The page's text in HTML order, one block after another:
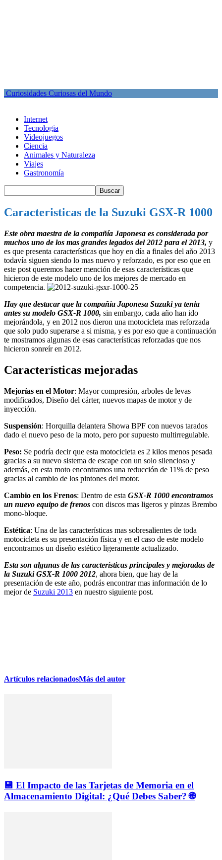
Curiosidades Curiosas del Mundo
Internet
Tecnologia
Videojuegos
Ciencia
Animales y Naturaleza
Viajes
Gastronomía
Caracteristicas de la Suzuki GSX-R 1000
Este obra maestra de la compañía Japonesa es considerada por
muchos uno de los mas grandes legados del 2012 para el 2013, y
es que presenta características que hoy en día a finales del año 2013
todavía siguen siendo lo mas nuevo y reforzado, es por eso que en
este post queremos hacer mención de esas características que
hicieron de este modelo uno de los mejores de mercado en
competencia.
Hay que destacar que la compañía Japonesa Suzuki ya tenia
antes su modelo GSX-R 1000, sin embargo, cada año han ido
mejorándola, y en 2012 nos dieron una motocicleta mas reforzada
que solo pudo superarse a si misma, y es por eso que a continuación
te mostramos algunas de esas características reforzadas que nos
hicieron sonreír en 2012.
Características mejoradas
Mejorías en el Motor: Mayor compresión, arboles de levas
modificados, Diseño del cárter, nuevos mapas de motor y de
inyección.
Suspensión: Horquilla delantera Showa BPF con nuevos tarados
dado el nuevo peso de la moto, pero por supuesto multirregulable.
Peso: Se podría decir que esta motocicleta es 2 kilos menos pesada
gracias a su nuevo sistema de escape con un solo silencioso y
además, en esta moto encontramos una reducción de 11% de peso
gracias al cambio de los pintones del motor.
Cambio en los Frenos: Dentro de esta GSX-R 1000 encontramos
un nuevo equipo de frenos con discos mas ligeros y pinzas Brembo
mono-bloque.
Estética: Una de las características mas sobresalientes de toda
motocicleta es su presentación física y en el caso de este modelo
encontramos un diseño estético ligeramente actualizado.
Esta son algunas de las características principales y mejoradas de
la Suzuki GSX-R 1000 2012, ahora bien, que hay de la
presentación de este año, podrás encontrar mas información de lo
mejor de Suzuki 2013 en nuestro siguiente post.
Artículos relacionadosMás del autor
💾 El Impacto de las Tarjetas de Memoria en el
Almacenamiento Digital: ¿Qué Debes Saber? 🌐